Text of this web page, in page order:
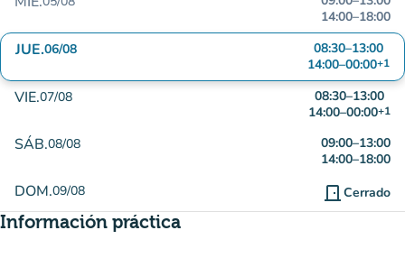
14:00–18:00
JUE.06/08 08:30–13:00
14:00–00:00+1
VIE.07/08 08:30–13:00
14:00–00:00+1
SÁB.08/08 09:00–13:00
14:00–18:00
DOM.09/08 door_front Cerrado
Información práctica